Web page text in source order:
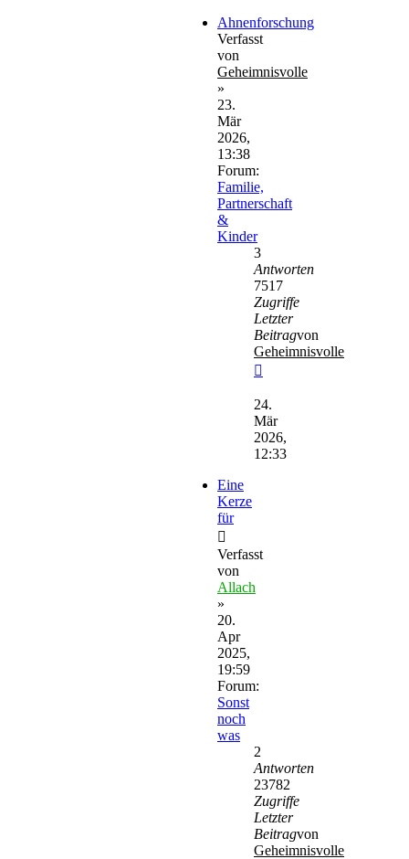
Ahnenforschung
Verfasst
von
Geheimnisvolle
»
23.
Mär
2026,
13:38
Forum:
Familie,
Partnerschaft
&
Kinder
3
Antworten
7517
Zugriffe
Letzter
Beitragvon
Geheimnisvolle
Beitrag
24.
Mär
2026,
12:33
Eine
Kerze
für
Verfasst
von
Allach
»
20.
Apr
2025,
19:59
Forum:
Sonst
noch
was
2
Antworten
23782
Zugriffe
Letzter
Beitragvon
Geheimnisvolle